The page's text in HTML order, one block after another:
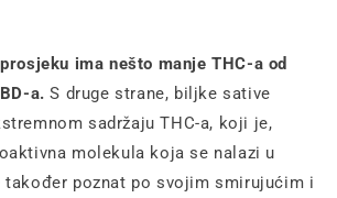
ima nešto manje THC-a od
a. S druge strane, biljke sative
sadržaju THC-a, koji je,
molekula koja se nalazi u
također poznat po svojim smirujućim i